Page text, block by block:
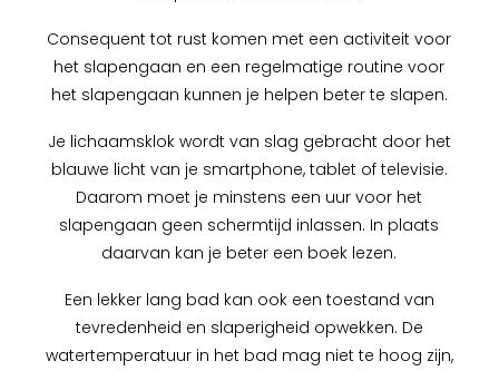
Consequent tot rust komen met een activiteit voor
het slapengaan en een regelmatige routine voor
het slapengaan kunnen je helpen beter te slapen.
Je lichaamsklok wordt van slag gebracht door het
blauwe licht van je smartphone, tablet of televisie.
Daarom moet je minstens een uur voor het
slapengaan geen schermtijd inlassen. In plaats
daarvan kan je beter een boek lezen.
Een lekker lang bad kan ook een toestand van
tevredenheid en slaperigheid opwekken. De
watertemperatuur in het bad mag niet te hoog zijn,